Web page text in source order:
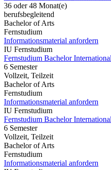
36 oder 48 Monat(e)
berufsbegleitend
Bachelor of Arts
Fernstudium
Informationsmaterial anfordern
IU Fernstudium
Fernstudium Bachelor
6 Semester
Vollzeit, Teilzeit
Bachelor of Arts
Fernstudium
Informationsmaterial anfordern
IU Fernstudium
Fernstudium Bachelor
6 Semester
Vollzeit, Teilzeit
Bachelor of Arts
Fernstudium
Informationsmaterial anfordern